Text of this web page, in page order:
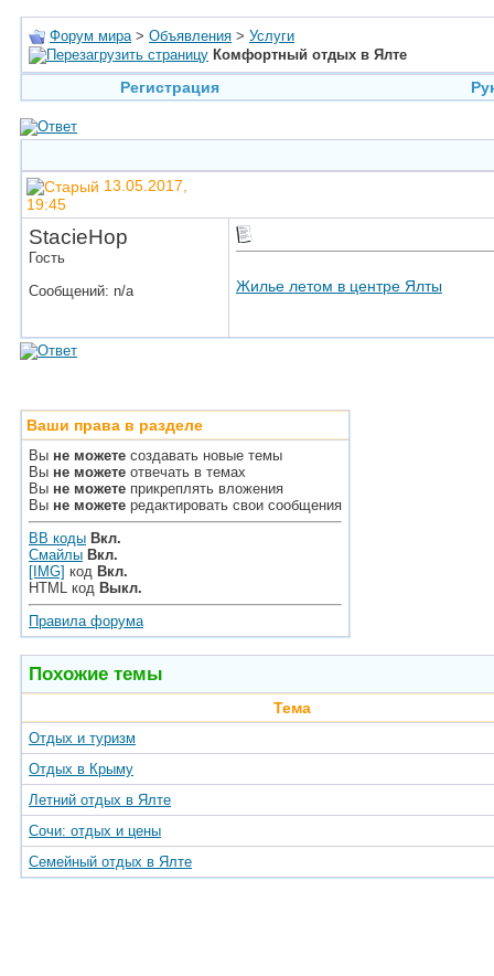
Форум мира > Объявления > Услуги
Комфортный отдых в Ялте
Регистрация
13.05.2017,
19:45
StacieHop
Гость
Сообщений: n/a
Жилье летом в центре Ялты
Ваши права в разделе
Вы не можете создавать новые темы
Вы не можете отвечать в темах
Вы не можете прикреплять вложения
Вы не можете редактировать свои сообщения
BB коды Вкл.
Смайлы Вкл.
[IMG] код Вкл.
HTML код Выкл.
Правила форума
Похожие темы
Тема
Отдых и туризм
Отдых в Крыму
Летний отдых в Ялте
Сочи: отдых и цены
Семейный отдых в Ялте